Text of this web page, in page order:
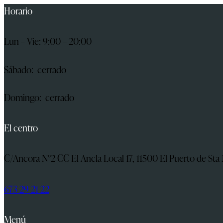
Horario
Lun – Vie: 9:00 – 20:00
Sábado: cerrado
Domingo: cerrado
El centro
C/Ancora N°2 CC El Ancla Local 17, 11500 El Puerto de
673 29 21 22
Menú